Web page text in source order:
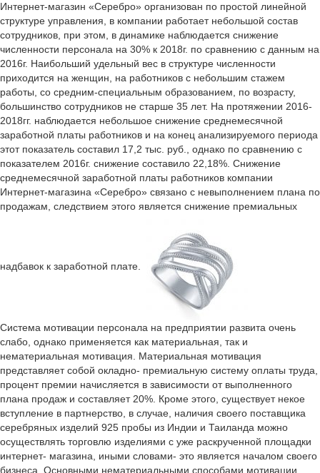
Интернет-магазин «Серебро» организован по простой линейной
структуре управления, в компании работает небольшой состав
сотрудников, при этом, в динамике наблюдается снижение
численности персонала на 30% к 2018г. по сравнению с данным на
2016г. Наибольший удельный вес в структуре численности
приходится на женщин, на работников с небольшим стажем
работы, со средним-специальным образованием, по возрасту,
большинство сотрудников не старше 35 лет. На протяжении 2016-
2018гг. наблюдается небольшое снижение среднемесячной
заработной платы работников и на конец анализируемого периода
этот показатель составил 17,2 тыс. руб., однако по сравнению с
показателем 2016г. снижение составило 22,18%. Снижение
среднемесячной заработной платы работников компании
Интернет-магазина «Серебро» связано с невыполнением плана по
продажам, следствием этого является снижение премиальных
надбавок к заработной плате.
Система мотивации персонала на предприятии развита очень
слабо, однако применяется как материальная, так и
нематериальная мотивация. Материальная мотивация
представляет собой окладно- премиальную систему оплаты труда,
процент премии начисляется в зависимости от выполненного
плана продаж и составляет 20%. Кроме этого, существует некое
вступление в партнерство, в случае, наличия своего поставщика
серебряных изделий 925 пробы из Индии и Таиланда можно
осуществлять торговлю изделиями с уже раскрученной площадки
интернет- магазина, иными словами- это является началом своего
бизнеса. Основными нематериальными способами мотивации